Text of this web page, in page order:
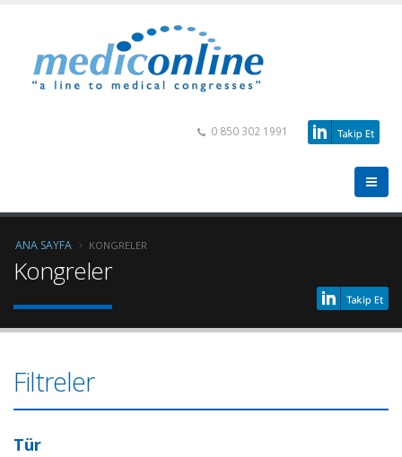
0 850 302 1991
ANA SAYFA KONGRELER
Kongreler
Filtreler
Tür